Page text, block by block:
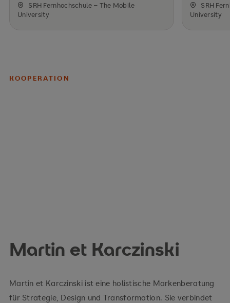
SRH Fernhochschule – The Mobile
University
SRH
University
KOOPERATION
Martin et Karczinski
Martin et Karczinski ist eine holistische Markenberatung
für Strategie, Design und Transformation. Sie verbindet